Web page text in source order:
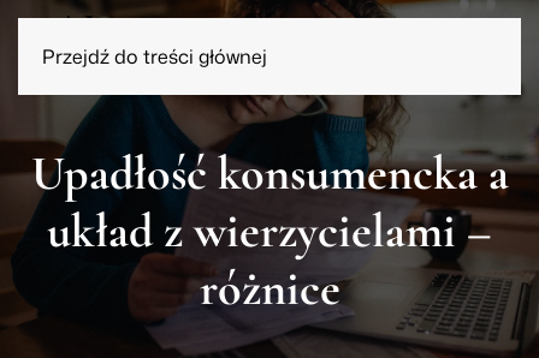
Przejdź do treści głównej
Upadłość konsumencka a
układ z wierzycielami –
różnice